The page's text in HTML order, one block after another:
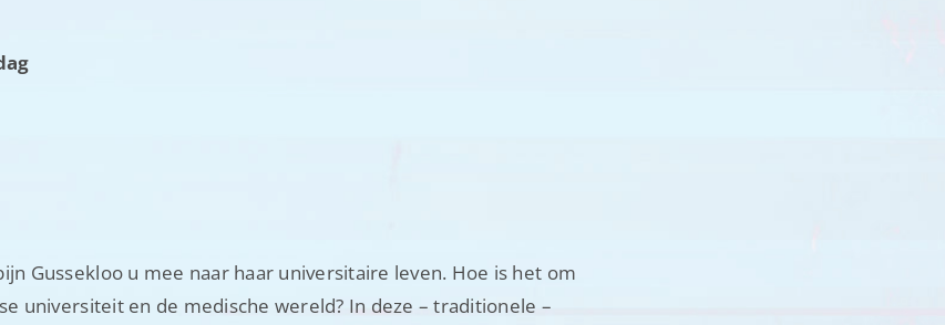
Gussekloo u mee naar haar universitaire leven. Hoe is het om
universiteit en de medische wereld? In deze – traditionele –